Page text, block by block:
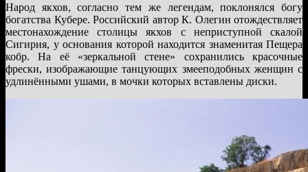
Народ якхов, согласно тем же легендам, поклонялся богу
богатства Кубере. Российский автор К. Олегин отождествляет
местонахождение столицы якхов с неприступной скалой
Сигирия, у основания которой находится знаменитая Пещера
кобр. На её «зеркальной стене» сохранились красочные
фрески, изображающие танцующих змееподобных женщин с
удлинёнными ушами, в мочки которых вставлены диски.